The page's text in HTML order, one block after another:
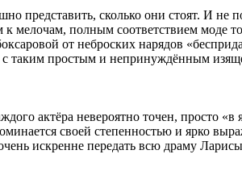
представить, сколько они стоят. И не
мелочам, полным соответствием моде
от неброских нарядов
таким простым и непринуждённым
актёра невероятно точен, просто
своей степенностью и ярко
искренне передать всю драму